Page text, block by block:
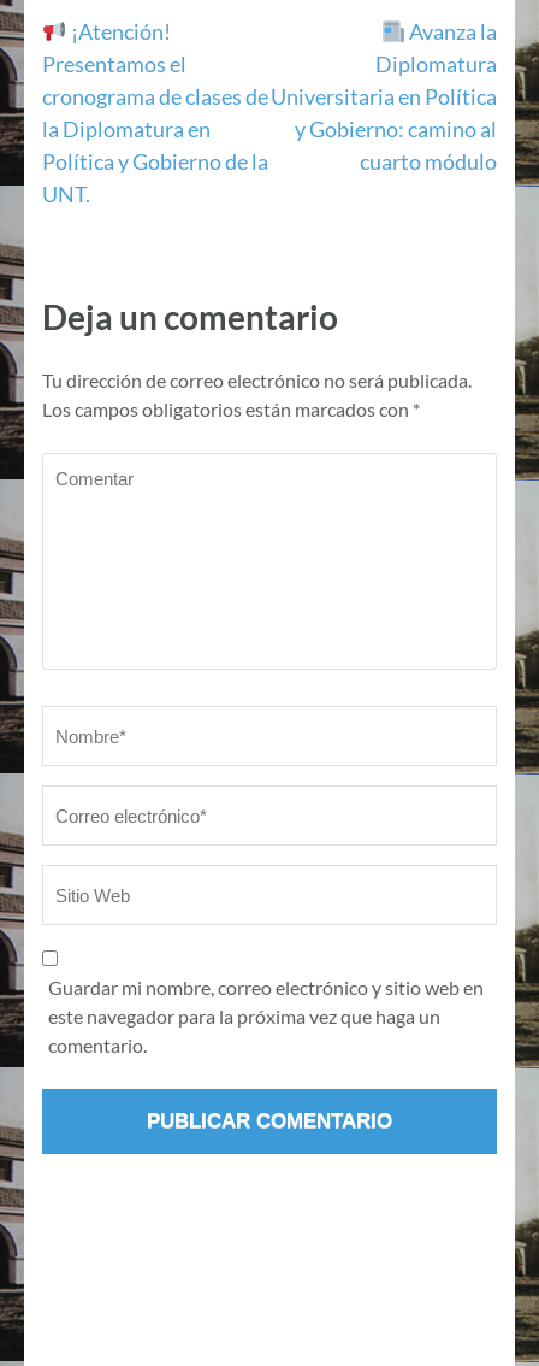
Navegación
de
entradas
¡Atención!
Presentamos el
cronograma de clases de
la Diplomatura en
Política y Gobierno de la
UNT.
Avanza la
Diplomatura
Universitaria en Política
y Gobierno: camino al
cuarto módulo
Deja un comentario
Tu dirección de correo electrónico no será publicada.
Los campos obligatorios están marcados con *
Guardar mi nombre, correo electrónico y sitio web en
este navegador para la próxima vez que haga un
comentario.